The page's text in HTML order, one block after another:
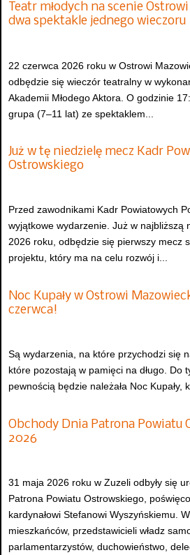
Teatr młodych na scenie
dwa spektakle jednego wieczoru
22 czerwca 2026 roku w Ostrowi
odbędzie się wieczór teatralny w
Akademii Młodego Aktora. O godzinie
grupa (7–11 lat) ze spektaklem...
Już w tę niedzielę mecz Kadr
Ostrowskiego
Przed zawodnikami Kadr Powiatowych
wyjątkowe wydarzenie. Już w najbliższą
2026 roku, odbędzie się pierwszy mecz
projektu, który ma na celu rozwój i...
Noc Kupały w Ostrowi
czerwca!
Są wydarzenia, na które przychodzi się
które pozostają w pamięci na długo. Do
pewnością będzie należała Noc Kupały,
Obchody Dnia Patrona Powiatu
2026
31 maja 2026 roku w Zuzeli odbyły się
Patrona Powiatu Ostrowskiego,
kardynałowi Stefanowi Wyszyńskiemu.
mieszkańców, przedstawicieli władz
parlamentarzystów, duchowieństwo,